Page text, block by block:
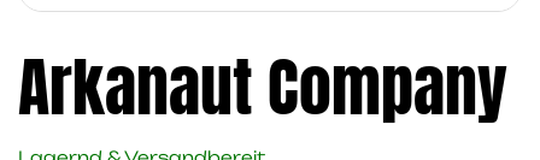
Arkanaut Company